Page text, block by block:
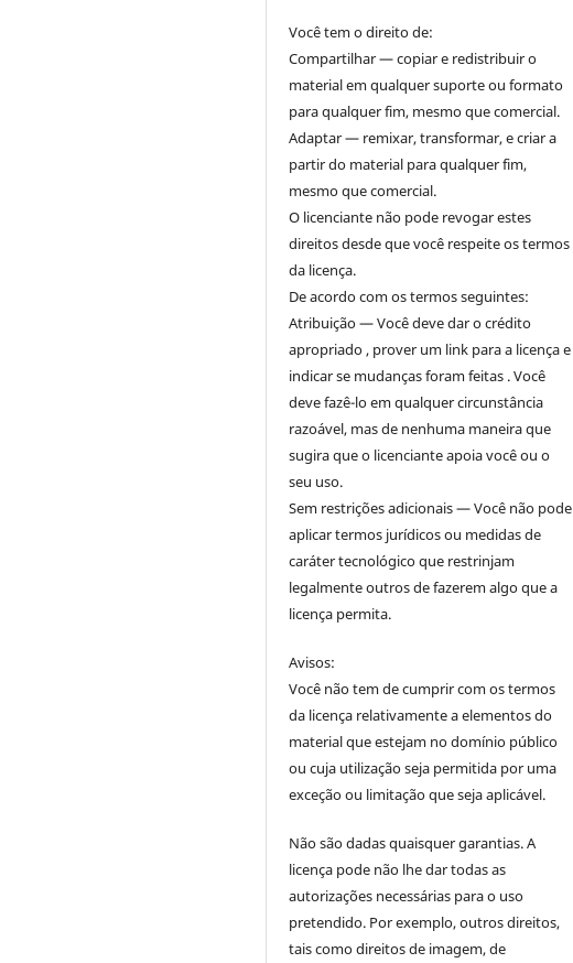
Você tem o direito de:
Compartilhar — copiar e redistribuir o
material em qualquer suporte ou formato
para qualquer fim, mesmo que comercial.
Adaptar — remixar, transformar, e criar a
partir do material para qualquer fim,
mesmo que comercial.
O licenciante não pode revogar estes
direitos desde que você respeite os termos
da licença.
De acordo com os termos seguintes:
Atribuição — Você deve dar o crédito
apropriado , prover um link para a licença e
indicar se mudanças foram feitas . Você
deve fazê-lo em qualquer circunstância
razoável, mas de nenhuma maneira que
sugira que o licenciante apoia você ou o
seu uso.
Sem restrições adicionais — Você não pode
aplicar termos jurídicos ou medidas de
caráter tecnológico que restrinjam
legalmente outros de fazerem algo que a
licença permita.
Avisos:
Você não tem de cumprir com os termos
da licença relativamente a elementos do
material que estejam no domínio público
ou cuja utilização seja permitida por uma
exceção ou limitação que seja aplicável.
Não são dadas quaisquer garantias. A
licença pode não lhe dar todas as
autorizações necessárias para o uso
pretendido. Por exemplo, outros direitos,
tais como direitos de imagem, de